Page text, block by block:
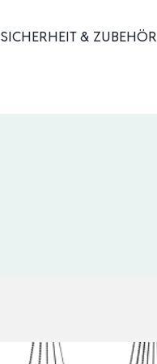
SICHERHEIT & ZUBEHÖR